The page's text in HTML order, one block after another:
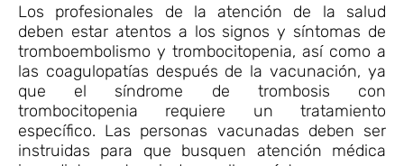
Los profesionales de la atención de la salud
deben estar atentos a los signos y síntomas de
tromboembolismo y trombocitopenia, así como a
las coagulopatías después de la vacunación, ya
que el síndrome de trombosis con
trombocitopenia requiere un tratamiento
específico. Las personas vacunadas deben ser
instruidas para que busquen atención médica